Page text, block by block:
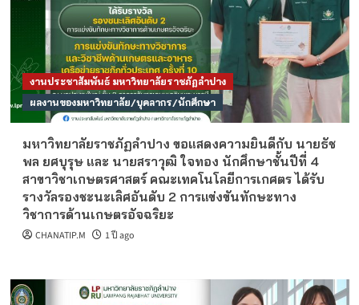
งานประชาสัมพันธ์ มหาวิทยาลัยราชภัฏลำปาง
ผลงานของมหาวิทยาลัย/บุคลากร/นักศึกษา
มหาวิทยาลัยราชภัฏลำปาง ขอแสดงความยินดีกับ นายธัช
พล ยศบุรุษ และ นายสราวุฒิ ใจทอง นักศึกษาชั้นปีที่ 4
สาขาวิชาเกษตรศาสตร์ คณะเทคโนโลยีการเกศตร ได้รับ
รางวัลรองชะนะเลิศอันดับ 2 การแข่งขันทักษะทาง
วิชาการด้านเกษตรอัจฉริยะ
CHANATIP.M 1 ปี ago